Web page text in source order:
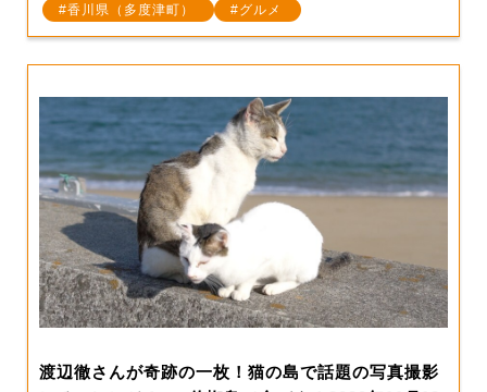
香川県（多度津町）
グルメ
渡辺徹さんが奇跡の一枚！猫の島で話題の写真撮影